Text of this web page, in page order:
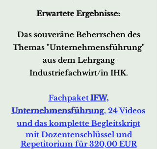
Erwartete Ergebnisse:
Das souveräne Beherrschen des
Themas "Unternehmensführung"
aus dem Lehrgang
Industriefachwirt/in IHK.
FachpaketIFW,
Unternehmensführung, 24 Videos
und das komplette Begleitskript
mit Dozentenschlüssel und
Repetitorium für 320,00 EUR